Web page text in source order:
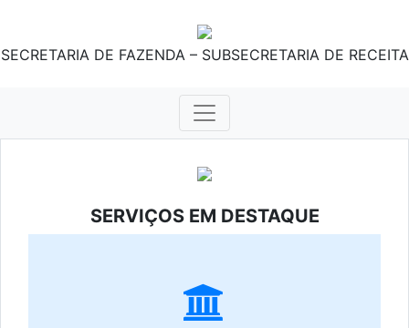
SECRETARIA DE FAZENDA – SUBSECRETARIA DE RECEITA
SERVIÇOS EM DESTAQUE